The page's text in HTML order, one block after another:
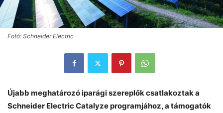
Fotó: Schneider Electric
Újabb meghatározó iparági szereplők csatlakoztak a
Schneider Electric Catalyze programjához, a támogatók